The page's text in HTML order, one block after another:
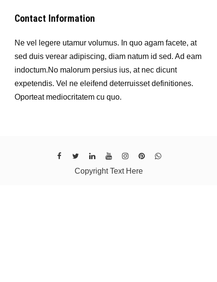
Contact Information
Ne vel legere utamur volumus. In quo agam facete, at
sed duis verear adipiscing, diam natum id sed. Ad eam
indoctum.No malorum persius ius, at nec dicunt
expetendis. Vel ne eleifend deterruisset definitiones.
Oporteat mediocritatem cu quo.
Copyright Text Here